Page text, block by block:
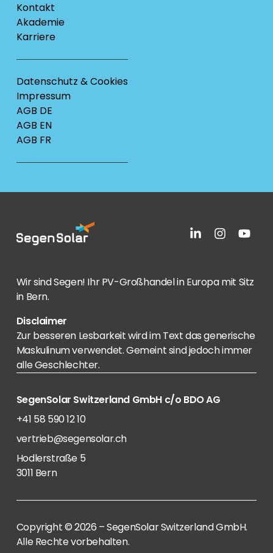
Kontakt
Akademie
Karriere
Datenschutz & Cookies
Impressum
AGB DE
AGB EN
AGB FR
Wir sind Segen! Ihr PV-Großhandel in Europa mit Sitz
in Bern.
Disclaimer
Zur besseren Lesbarkeit wird im Text das generische
Maskulinum verwendet. Gemeint sind jedoch immer
alle Geschlechter.
SegenSolar Switzerland GmbH c/o BDO AG
+41 58 590 12 10
vertrieb@segensolar.ch
Hodlerstraße 5
3011 Bern
Copyright © 2026 – SegenSolar Switzerland GmbH.
Alle Rechte vorbehalten.